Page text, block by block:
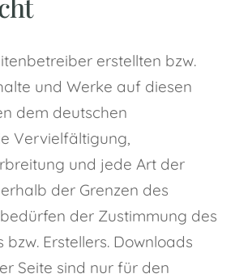
erstellten bzw.
und Werke auf diesen
dem deutschen
Vervielfältigung,
und jede Art der
der Grenzen des
der Zustimmung des
bzw. Erstellers. Downloads
Seite sind nur für den